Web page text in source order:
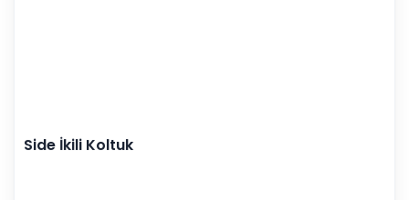
Side İkili Koltuk